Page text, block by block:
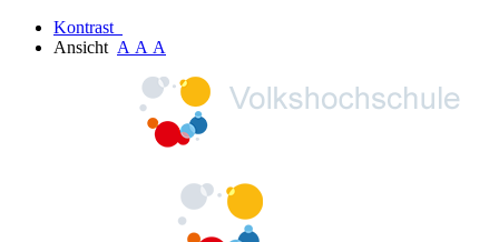
Kontrast
Ansicht A A A